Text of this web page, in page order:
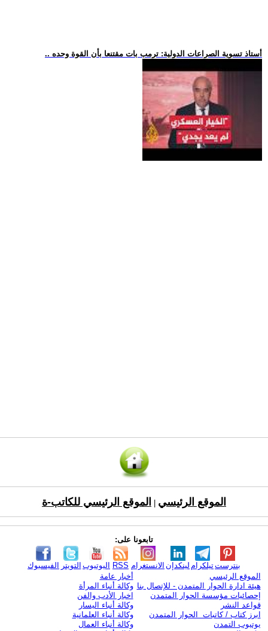
.. أستاذ تسوية الصراعات الدولية: ترمب بات مقتنعا بأن القوة وحده
الموقع الرئيسي الموقع الرئيسي للكاتب-ة
تابعونا على:
الفيسبوك التويتر اليوتيوب RSS الانستغرام لينكدإن تيلكرامبنترست
الموقع الرئيسي
هيئة ادارة الحوار المتمدن - للإتصال بنا
إحصائيات مؤسسة الحوار المتمدن
قواعد النشر
ابرز كتاب / كاتبات الحوار المتمدن
يوتيوب التمدن
أخبار عامة
وكالة أنباء المرأة
اخبار الأدب والفن
وكالة أنباء اليسار
وكالة أنباء العلمانية
وكالة أنباء العمال